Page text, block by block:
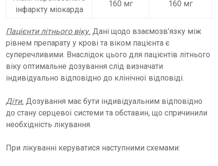
інфаркту міокарда
160 мг 160 мг
Пацієнти літнього віку. Дані щодо взаємозв’язку між
рівнем препарату у крові та віком пацієнта є
суперечливими. Внаслідок цього для пацієнтів літнього
віку оптимальне дозування слід визначати
індивідуально відповідно до клінічної відповіді.
Діти. Дозування має бути індивідуальним відповідно
до стану серцевої системи та обставин, що спричинили
необхідність лікування.
При лікуванні керуватися наступними схемами: